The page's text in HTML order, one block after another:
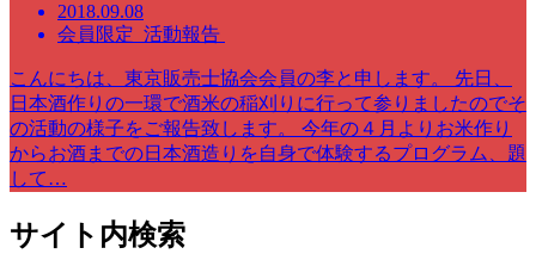
2018.09.08
会員限定 活動報告
こんにちは、東京販売士協会会員の李と申します。 先日、
日本酒作りの一環で酒米の稲刈りに行って参りましたのでそ
の活動の様子をご報告致します。 今年の４月よりお米作り
からお酒までの日本酒造りを自身で体験するプログラム、題
して…
サイト内検索